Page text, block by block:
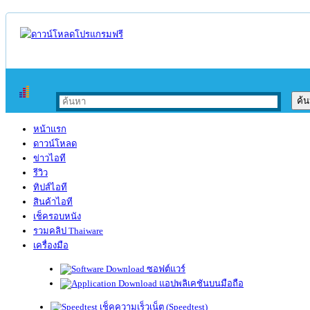
หน้าแรก
ดาวน์โหลด
ข่าวไอที
รีวิว
ทิปส์ไอที
สินค้าไอที
เช็ครอบหนัง
รวมคลิป Thaiware
เครื่องมือ
ซอฟต์แวร์
แอปพลิเคชันบนมือถือ
เช็คความเร็วเน็ต (Speedtest)